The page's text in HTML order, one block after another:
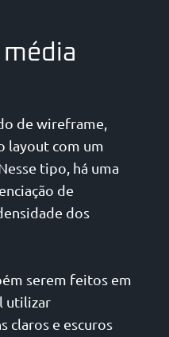
de wireframe,
layout com um
tipo, há uma
de
dos
serem feitos em
utilizar
claros e escuros